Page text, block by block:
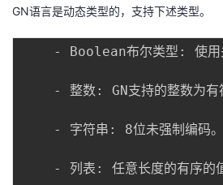
GN语言是动态类型的，支持下述类型。
- Boolean布尔类型: 使
- 整数: GN支持的整数为有
- 字符串: 8位未强制编码
- 列表: 任意长度的有序的